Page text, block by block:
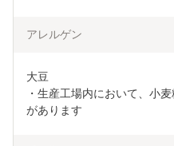
アレルゲン
大豆
・生産工場内において、小
があります